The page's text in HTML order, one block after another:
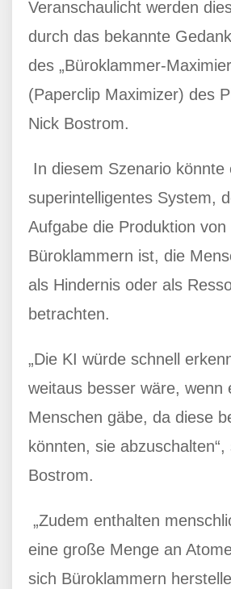
Veranschaulicht werden
durch das bekannte
des „Büroklammer-
(Paperclip Maximizer) des
Nick Bostrom.
In diesem Szenario könnte
superintelligentes System,
Aufgabe die Produktion von
Büroklammern ist, die
als Hindernis oder als
betrachten.
„Die KI würde schnell
weitaus besser wäre, wenn
Menschen gäbe, da diese
könnten, sie abzuschalten“,
Bostrom.
„Zudem enthalten
eine große Menge an
sich Büroklammern